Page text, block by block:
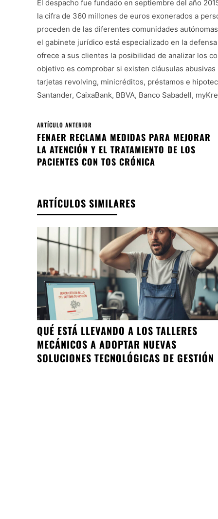
El despacho fue fundado en septiembre del año
la cifra de 360 millones de euros exonerados a
proceden de las diferentes comunidades
el gabinete jurídico está especializado en la
ofrece a sus clientes la posibilidad de analizar los
objetivo es comprobar si existen cláusulas
tarjetas revolving, minicréditos, préstamos e
Santander, CaixaBank, BBVA, Banco Sabadell,
ARTÍCULO ANTERIOR
FENAER RECLAMA MEDIDAS PARA MEJORAR
LA ATENCIÓN Y EL TRATAMIENTO DE LOS
PACIENTES CON TOS CRÓNICA
ARTÍCULOS SIMILARES
QUÉ ESTÁ LLEVANDO A LOS TALLERES
MECÁNICOS A ADOPTAR NUEVAS
SOLUCIONES TECNOLÓGICAS DE GESTIÓN